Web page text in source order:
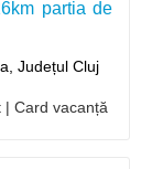
partia de
Județul Cluj
Card vacanță